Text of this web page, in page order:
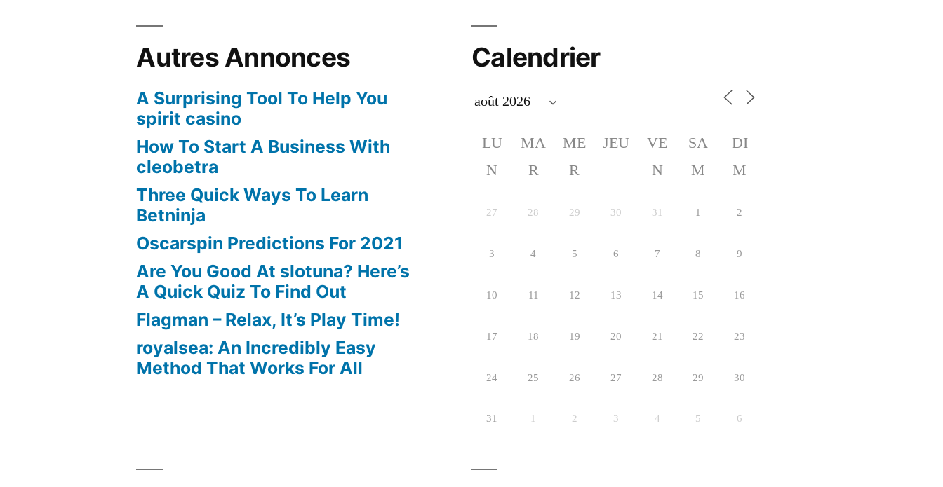
Autres Annonces
A Surprising Tool To Help You
spirit casino
How To Start A Business With
cleobetra
Three Quick Ways To Learn
Betninja
Oscarspin Predictions For 2021
Are You Good At slotuna? Here’s
A Quick Quiz To Find Out
Flagman – Relax, It’s Play Time!
royalsea: An Incredibly Easy
Method That Works For All
Calendrier
LU
N
MA
R
ME
R
JEU
VE
N
SA
M
DI
M
27 28 29 30 31 1 2
3 4 5 6 7 8 9
10 11 12 13 14 15 16
17 18 19 20 21 22 23
24 25 26 27 28 29 30
31 1 2 3 4 5 6